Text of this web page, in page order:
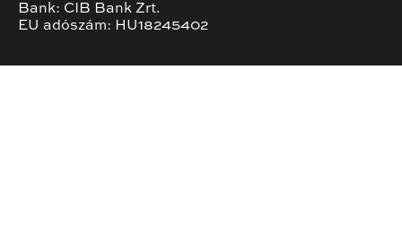
Bank: CIB Bank Zrt.
EU adószám: HU18245402